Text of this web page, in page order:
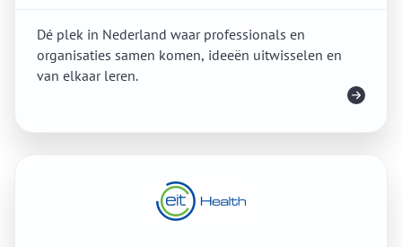
Dé plek in Nederland waar professionals en
organisaties samen komen, ideeën uitwisselen en
van elkaar leren.